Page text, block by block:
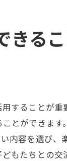
源活用
の構築
きる
することが
とができま
内容を選び、
もたちとの